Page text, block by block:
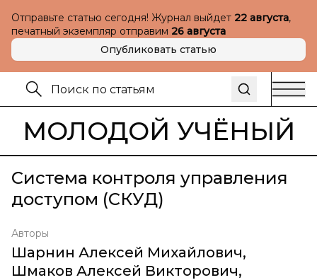
Отправьте статью сегодня! Журнал выйдет 22 августа,
печатный экземпляр отправим 26 августа
Опубликовать статью
МОЛОДОЙ УЧЁНЫЙ
Система контроля управления
доступом (СКУД)
Авторы
Шарнин Алексей Михайлович,
Шмаков Алексей Викторович,